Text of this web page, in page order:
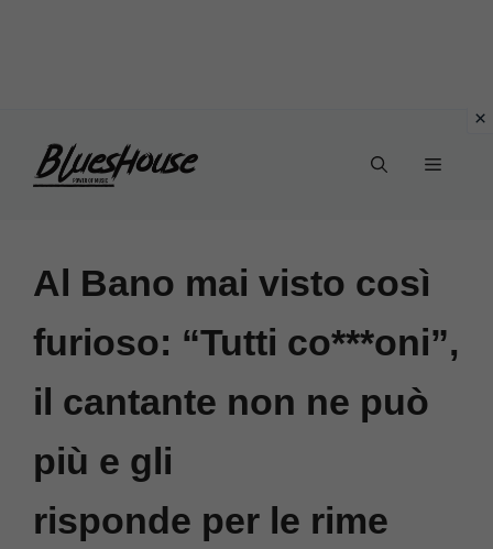
Menu
Al Bano mai visto così
furioso: “Tutti co***oni”,
il cantante non ne può
più e gli
risponde per le rime